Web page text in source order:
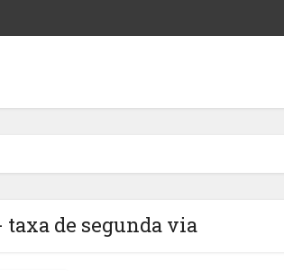
taxa de segunda via